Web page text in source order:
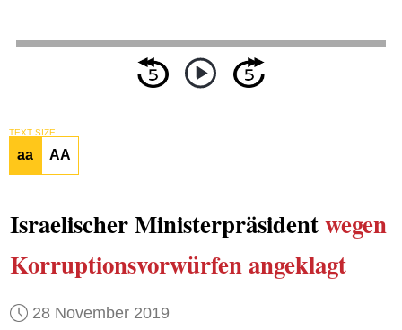
TEXT SIZE
aa AA
Israelischer Ministerpräsidentwegen
Korruptionsvorwürfenangeklagt
28 November 2019